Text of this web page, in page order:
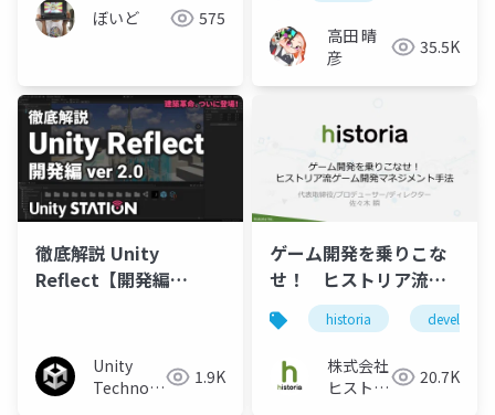
ぼいど 575
高田 晴
彦
35.5K
徹底解説 Unity
Reflect【開発編
Unity
Technologies 1.9K
ゲーム開発を乗りこな
せ！ ヒストリア流ゲ
ーム開発マネジメント
手法
historia
株式会社
ヒストリ
20.7K